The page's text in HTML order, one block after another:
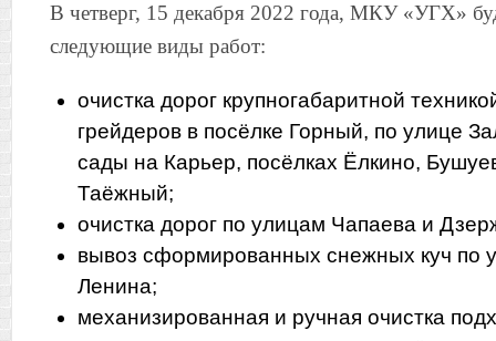
В четверг, 15 декабря 2022 года, МКУ «УГХ»
следующие виды работ:
очистка дорог крупногабаритной
грейдеров в посёлке Горный, по улице
сады на Карьер, посёлках Ёлкино,
Таёжный;
очистка дорог по улицам Чапаева и
вывоз сформированных снежных куч по
Ленина;
механизированная и ручная очистка